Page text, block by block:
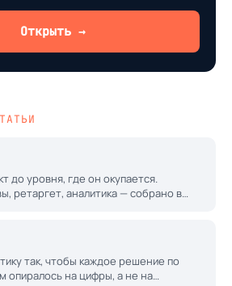
Открыть →
до уровня, где он окупается.
ретаргет, аналитика — собрано в
так, чтобы каждое решение по
опиралось на цифры, а не на